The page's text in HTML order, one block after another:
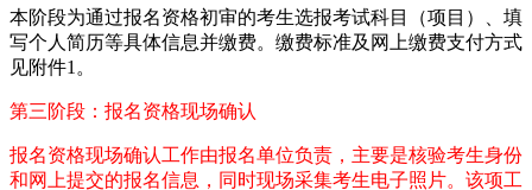
本阶段为通过报名资格初审的考生选报考试科目（项目）、填
写个人简历等具体信息并缴费。缴费标准及网上缴费支付方式
见附件1。
第三阶段：报名资格现场确认
报名资格现场确认工作由报名单位负责，主要是核验考生身份
和网上提交的报名信息，同时现场采集考生电子照片。该项工